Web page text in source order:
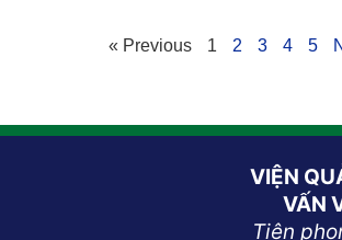
« Previous 1 2 3 4 5
VIỆN
VẤN
Tiên